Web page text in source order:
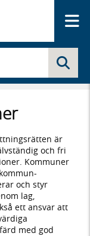
är
och fri
Kommuner
och styr
lag,
ett ansvar att
med god